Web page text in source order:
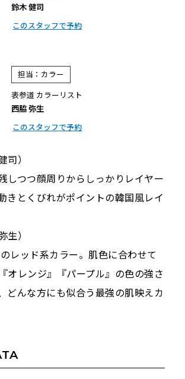
鈴木 健司
このスタッフで予約
担当：カラー
表参道 カラーリスト
西脇 弥生
このスタッフで予約
司）
しつつ顔周りからしっかりレイヤー
きとくびれがポイントの韓国風レイ
生）
レッド系カラー。肌色に合わせて
オレンジ』『パープル』の色の強さ
どんな方にも似合う最強の肌映えカ